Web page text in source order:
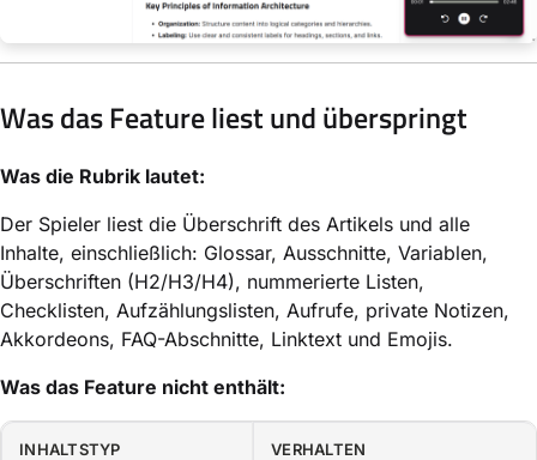
Was das Feature liest und überspringt
Was die Rubrik lautet:
Der Spieler liest die Überschrift des Artikels und alle
Inhalte, einschließlich: Glossar, Ausschnitte, Variablen,
Überschriften (H2/H3/H4), nummerierte Listen,
Checklisten, Aufzählungslisten, Aufrufe, private Notizen,
Akkordeons, FAQ-Abschnitte, Linktext und Emojis.
Was das Feature nicht enthält:
INHALTSTYP VERHALTEN